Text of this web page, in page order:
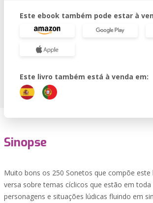
Este ebook também pode estar à
Este livro também está à venda em:
Sinopse
Muito bons os 250 Sonetos que compõe este
versa sobre temas cíclicos que estão em toda
personagens e situações lúdicas fluindo em